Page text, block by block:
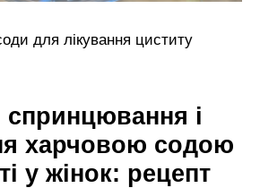
для лікування циститу
і
харчовою содою
у жінок: рецепт